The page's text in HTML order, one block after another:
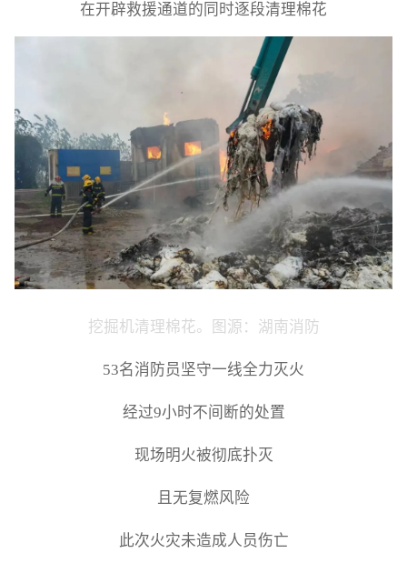
在开辟救援通道的同时逐段清理棉花
挖掘机清理棉花。图源：湖南消防
53名消防员坚守一线全力灭火
经过9小时不间断的处置
现场明火被彻底扑灭
且无复燃风险
此次火灾未造成人员伤亡